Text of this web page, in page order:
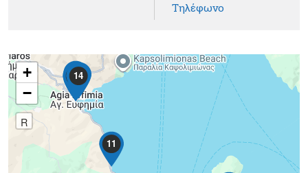
Τηλέφωνο
4
5
10
11
13
14
+
−
R